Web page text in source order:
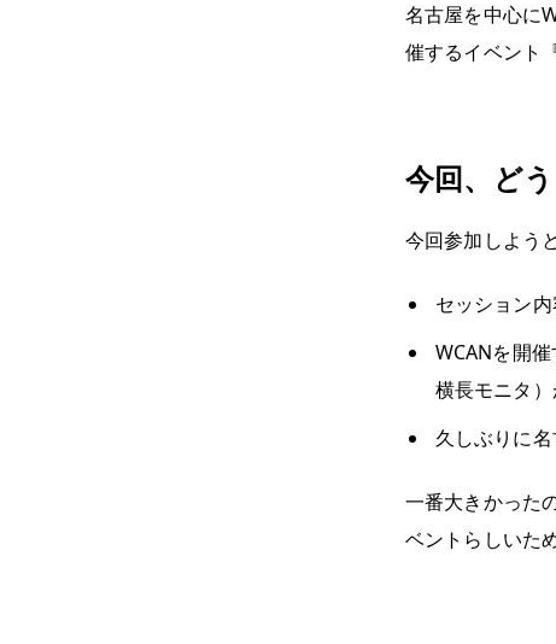
名古屋を中心に
催するイベント
今回、ど
今回参加しよう
セッション
WCANを開
横長モニタ
久しぶりに
一番大きかった
ベントらしいた